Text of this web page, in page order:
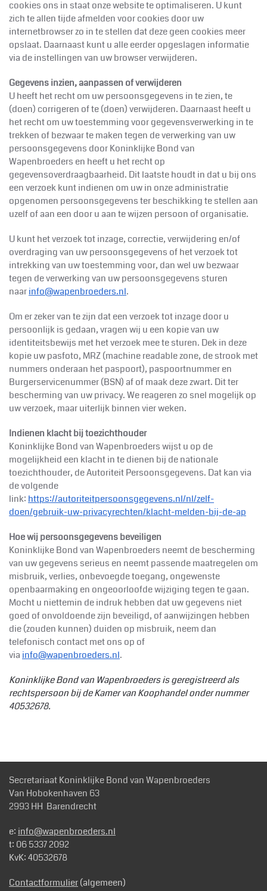
cookies ons in staat onze website te optimaliseren. U kunt
zich te allen tijde afmelden voor cookies door uw
internetbrowser zo in te stellen dat deze geen cookies meer
opslaat. Daarnaast kunt u alle eerder opgeslagen informatie
via de instellingen van uw browser verwijderen.
Gegevens inzien, aanpassen of verwijderen
U heeft het recht om uw persoonsgegevens in te zien, te
(doen) corrigeren of te (doen) verwijderen. Daarnaast heeft u
het recht om uw toestemming voor gegevensverwerking in te
trekken of bezwaar te maken tegen de verwerking van uw
persoonsgegevens door KoninklijkeBond van
Wapenbroeders en heeft u het recht op
gegevensoverdraagbaarheid. Dit laatste houdt in dat u bij ons
een verzoek kunt indienen om uw in onze administratie
opgenomen persoonsgegevens ter beschikking te stellen aan
uzelf of aan een door u aan te wijzen persoon of organisatie.
U kunt het verzoek tot inzage, correctie, verwijdering en/of
overdraging van uw persoonsgegevens of het verzoek tot
intrekking van uw toestemming voor, dan wel uw bezwaar
tegen de verwerking van uw persoonsgegevens sturen
naarinfo@wapenbroeders.nl.
Om er zeker van te zijn dat een verzoek tot inzage door u
persoonlijk is gedaan, vragen wij u een kopie van uw
identiteitsbewijs met het verzoek mee te sturen. Dek in deze
kopie uw pasfoto, MRZ (machine readable zone, de strook met
nummers onderaan het paspoort), paspoortnummer en
Burgerservicenummer (BSN) af of maak deze zwart. Dit ter
bescherming van uw privacy. We reageren zo snel mogelijk op
uw verzoek, maar uiterlijk binnen vier weken.
Indienen klacht bij toezichthouder
KoninklijkeBond van Wapenbroeders wijst u op de
mogelijkheid een klacht in te dienen bij de nationale
toezichthouder, de Autoriteit Persoonsgegevens. Dat kan via
de volgende
link: https://autoriteitpersoonsgegevens.nl/nl/zelf-
doen/gebruik-uw-privacyrechten/klacht-melden-bij-de-ap
Hoe wij persoonsgegevens beveiligen
KoninklijkeBond van Wapenbroeders neemt de bescherming
van uw gegevens serieus en neemt passende maatregelen om
misbruik, verlies, onbevoegde toegang, ongewenste
openbaarmaking en ongeoorloofde wijziging tegen te gaan.
Mocht u niettemin de indruk hebben dat uw gegevens niet
goed of onvoldoende zijn beveiligd, of aanwijzingen hebben
die (zouden kunnen) duiden op misbruik, neem dan
telefonisch contact met ons op of
via info@wapenbroeders.nl.
KoninklijkeBond van Wapenbroeders is geregistreerd als
rechtspersoon bij de Kamer van Koophandel onder nummer
40532678.
Secretariaat Koninklijke Bond van Wapenbroeders
Van Hobokenhaven 63
2993 HH Barendrecht
e: info@wapenbroeders.nl
t: 06 5337 2092
KvK: 40532678
Contactformulier(algemeen)